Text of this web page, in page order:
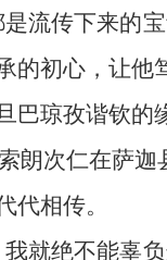
流传下来的
的初心，让他
巴琼孜谐钦的
朗次仁在萨
代相传。
就绝不能辜